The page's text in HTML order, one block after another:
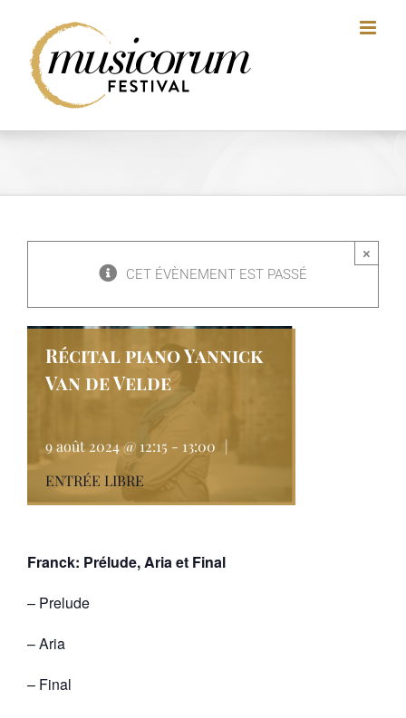
content
×
CET ÉVÈNEMENT EST PASSÉ
Récital piano Yannick
Van de Velde
9 août 2024 @ 12:15 - 13:00 |
ENTRÉE LIBRE
Franck: Prélude, Aria et Final
– Prelude
– Aria
– Final